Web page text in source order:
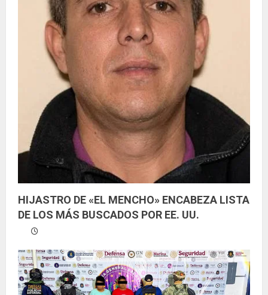
HIJASTRO DE «EL MENCHO» ENCABEZA LISTA
DE LOS MÁS BUSCADOS POR EE. UU.